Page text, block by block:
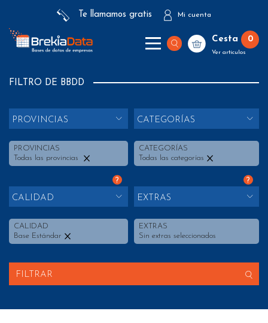
Te llamamos gratis Mi cuenta
Cesta 0
Ver artículos
FILTRO DE BBDD
PROVINCIAS
PROVINCIAS
Todas las provincias
CATEGORÍAS
CATEGORÍAS
Todas las categorías
?
CALIDAD
CALIDAD
Base Estándar
?
EXTRAS
EXTRAS
Sin extras seleccionados
FILTRAR